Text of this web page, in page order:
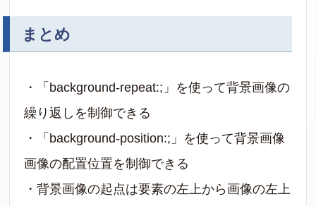
まとめ
・「background-repeat:;」を使って背景画像の
繰り返しを制御できる
・「background-position:;」を使って背景画像
画像の配置位置を制御できる
・背景画像の起点は要素の左上から画像の左上